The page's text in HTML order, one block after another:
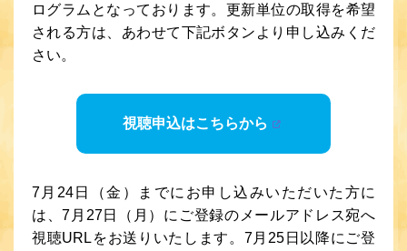
ログラムとなっております。更新単位の取得を希望
される方は、あわせて下記ボタンより申し込みくだ
さい。
視聴申込はこちらから
7月24日（金）までにお申し込みいただいた方に
は、7月27日（月）にご登録のメールアドレス宛へ
視聴URLをお送りいたします。7月25日以降にご登